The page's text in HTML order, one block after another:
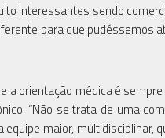
interessantes sendo
para que pudéssemos
orientação médica é
“Não se trata de uma
maior, multidisciplinar,